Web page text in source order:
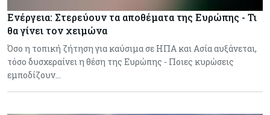
Ενέργεια: Στερεύουν τα αποθέματα της Ευρώπης - Τι
θα γίνει τον χειμώνα
Όσο η τοπική ζήτηση για καύσιμα σε ΗΠΑ και Ασία αυξάνεται,
τόσο δυσχεραίνει η θέση της Ευρώπης - Ποιες κυρώσεις
εμποδίζουν…